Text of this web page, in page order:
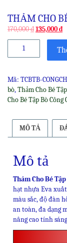
THẢM CHO
170,000₫Original
price
170,000 ₫.
135,000₫
Thảm
Bò
Hình
Công
Mã: TCBTB-
bò,Thảm Cho Bé
Cho Bé Tập Bò Công
MÔ TẢ
Mô tả
Thảm Cho Bé
hạt nhựa Eva
màu sắc, độ đàn
an toàn, đa dạng
nâng cao tính